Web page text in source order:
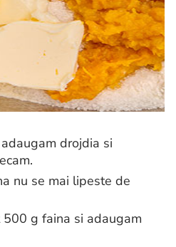
drojdia si
nu se mai lipeste de
g faina si adaugam